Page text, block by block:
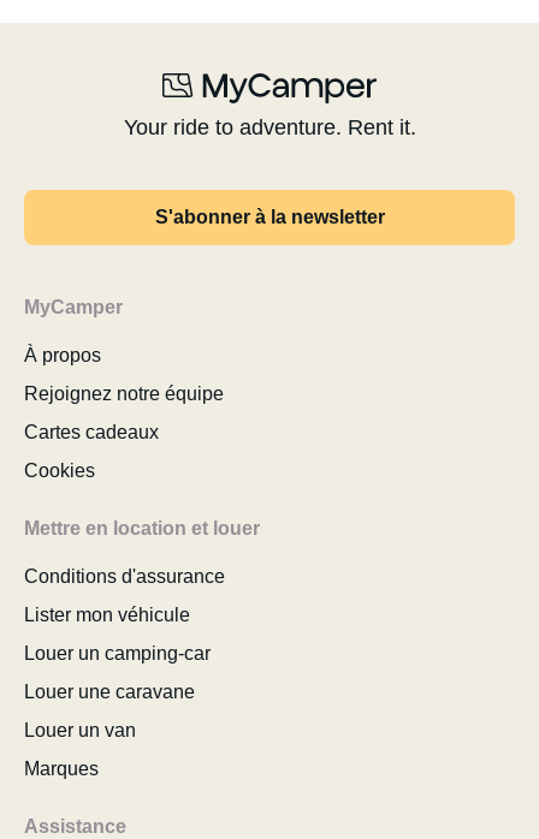
Your ride to adventure. Rent it.
S'abonner à la newsletter
MyCamper
À propos
Rejoignez notre équipe
Cartes cadeaux
Cookies
Mettre en location et louer
Conditions d'assurance
Lister mon véhicule
Louer un camping-car
Louer une caravane
Louer un van
Marques
Assistance